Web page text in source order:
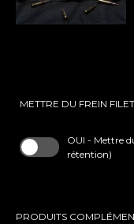
METTRE DU FREIN
OUI - Mettre
rétention)
PRODUITS